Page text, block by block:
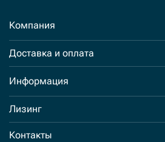
Компания
Доставка и оплата
Информация
Лизинг
Контакты